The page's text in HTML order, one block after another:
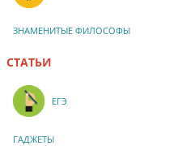
ЗНАМЕНИТЫЕ ФИЛОСОФЫ
СТАТЬИ
ЕГЭ
ГАДЖЕТЫ